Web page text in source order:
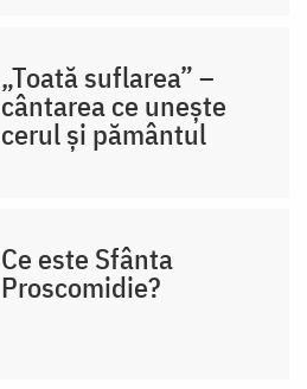
„Toată suflarea” –
cântarea ce unește
cerul și pământul
Ce este Sfânta
Proscomidie?